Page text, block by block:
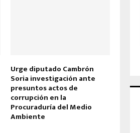
Urge diputado Cambrón
Soria investigación ante
presuntos actos de
corrupción en la
Procuraduría del Medio
Ambiente